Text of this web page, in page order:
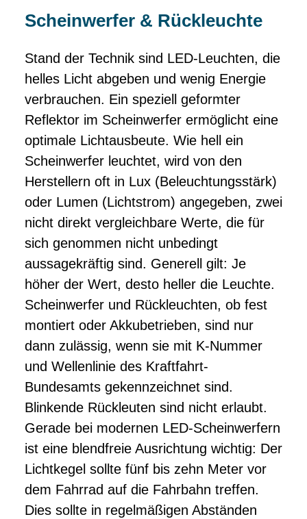
Scheinwerfer & Rückleuchte
Stand der Technik sind LED-Leuchten, die
helles Licht abgeben und wenig Energie
verbrauchen. Ein speziell geformter
Reflektor im Scheinwerfer ermöglicht eine
optimale Lichtausbeute. Wie hell ein
Scheinwerfer leuchtet, wird von den
Herstellern oft in Lux (Beleuchtungsstärk)
oder Lumen (Lichtstrom) angegeben, zwei
nicht direkt vergleichbare Werte, die für
sich genommen nicht unbedingt
aussagekräftig sind. Generell gilt: Je
höher der Wert, desto heller die Leuchte.
Scheinwerfer und Rückleuchten, ob fest
montiert oder Akkubetrieben, sind nur
dann zulässig, wenn sie mit K-Nummer
und Wellenlinie des Kraftfahrt-
Bundesamts gekennzeichnet sind.
Blinkende Rückleuten sind nicht erlaubt.
Gerade bei modernen LED-Scheinwerfern
ist eine blendfreie Ausrichtung wichtig: Der
Lichtkegel sollte fünf bis zehn Meter vor
dem Fahrrad auf die Fahrbahn treffen.
Dies sollte in regelmäßigen Abständen